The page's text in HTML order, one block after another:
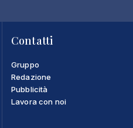
Contatti
Gruppo
Redazione
Pubblicità
Lavora con noi